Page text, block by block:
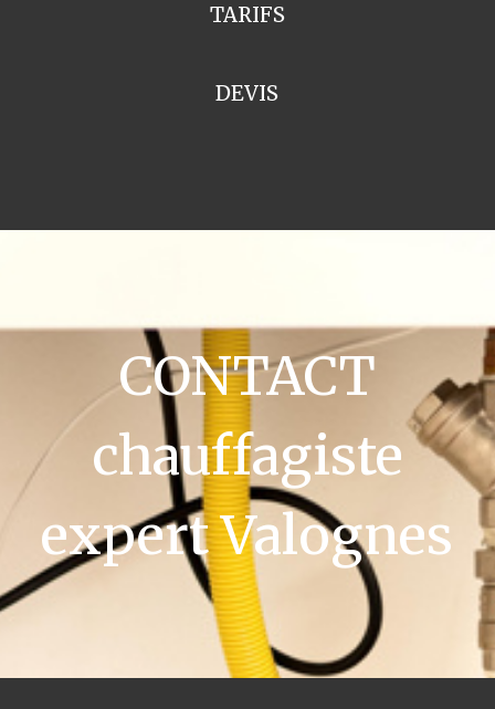
TARIFS
DEVIS
CONTACT
chauffagiste
expert Valognes